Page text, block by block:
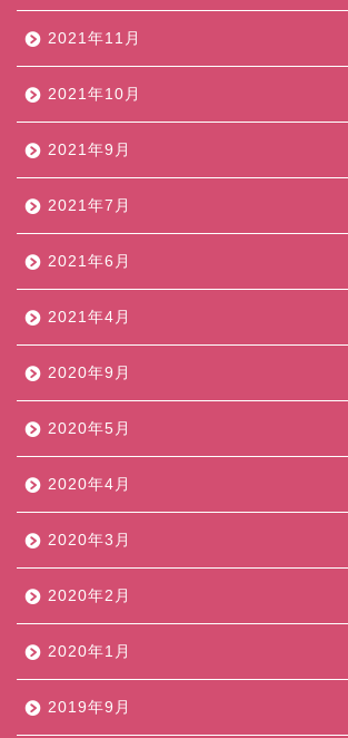
2021年11月
2021年10月
2021年9月
2021年7月
2021年6月
2021年4月
2020年9月
2020年5月
2020年4月
2020年3月
2020年2月
2020年1月
2019年9月